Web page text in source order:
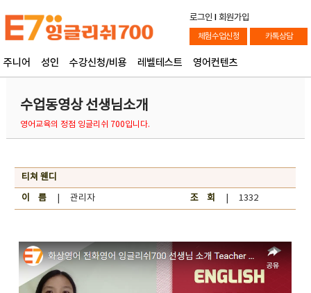
로그인 l 회원가입
체험수업신청 카톡상담
주니어 성인 수강신청/비용 레벨테스트 영어컨텐츠
수업동영상 선생님소개
영어교육의 정점 잉글리쉬 700입니다.
티쳐 웬디
이 름| 관리자 조 회 | 1332